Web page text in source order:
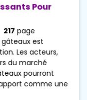
Pour
217 page
est
Les acteurs,
du marché
pourront
comme une